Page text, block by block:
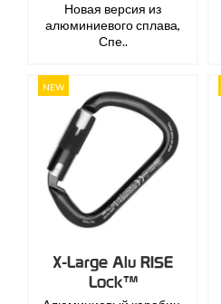
Новая версия из
алюминиевого сплава,
Спе..
NEW
X-Large Alu RISE
Lock™